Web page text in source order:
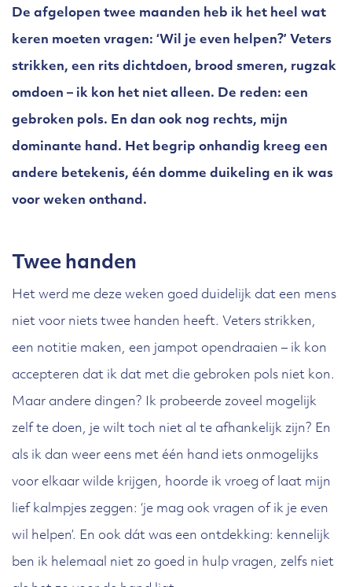
De afgelopen twee maanden heb ik het heel wat
keren moeten vragen: ‘Wil je even helpen?’ Veters
strikken, een rits dichtdoen, brood smeren, rugzak
omdoen – ik kon het niet alleen. De reden: een
gebroken pols. En dan ook nog rechts, mijn
dominante hand. Het begrip onhandig kreeg een
andere betekenis, één domme duikeling en ik was
voor weken onthand.
Twee handen
Het werd me deze weken goed duidelijk dat een mens
niet voor niets twee handen heeft. Veters strikken,
een notitie maken, een jampot opendraaien – ik kon
accepteren dat ik dat met die gebroken pols niet kon.
Maar andere dingen? Ik probeerde zoveel mogelijk
zelf te doen, je wilt toch niet al te afhankelijk zijn? En
als ik dan weer eens met één hand iets onmogelijks
voor elkaar wilde krijgen, hoorde ik vroeg of laat mijn
lief kalmpjes zeggen: ‘je mag ook vragen of ik je even
wil helpen’. En ook dát was een ontdekking: kennelijk
ben ik helemaal niet zo goed in hulp vragen, zelfs niet